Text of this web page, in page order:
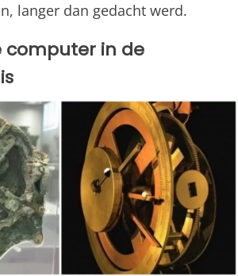
langer dan gedacht werd.
computer in de